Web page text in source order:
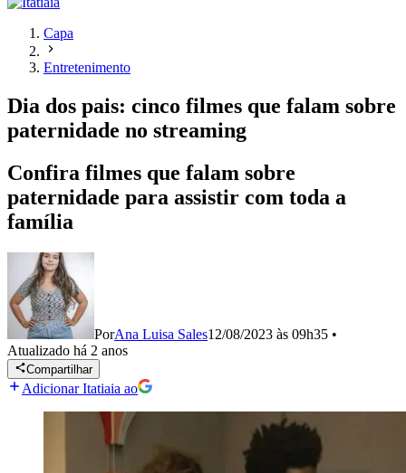
Capa
Entretenimento
Dia dos pais: cinco filmes que falam sobre
paternidade no streaming
Confira filmes que falam sobre
paternidade para assistir com toda a
família
PorAna Luisa Sales12/08/2023 às 09h35 •
Atualizado há 2 anos
Compartilhar
Adicionar Itatiaia ao